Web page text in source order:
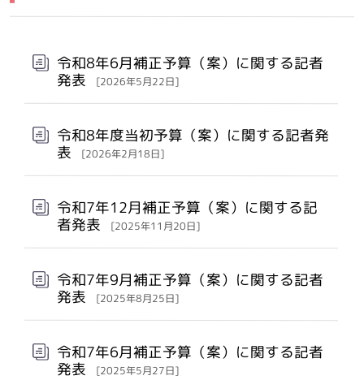
令和8年6月補正予算（案）に関する記者
発表 [2026年5月22日]
令和8年度当初予算（案）に関する記者発
表 [2026年2月18日]
令和7年12月補正予算（案）に関する記
者発表 [2025年11月20日]
令和7年9月補正予算（案）に関する記者
発表 [2025年8月25日]
令和7年6月補正予算（案）に関する記者
発表 [2025年5月27日]